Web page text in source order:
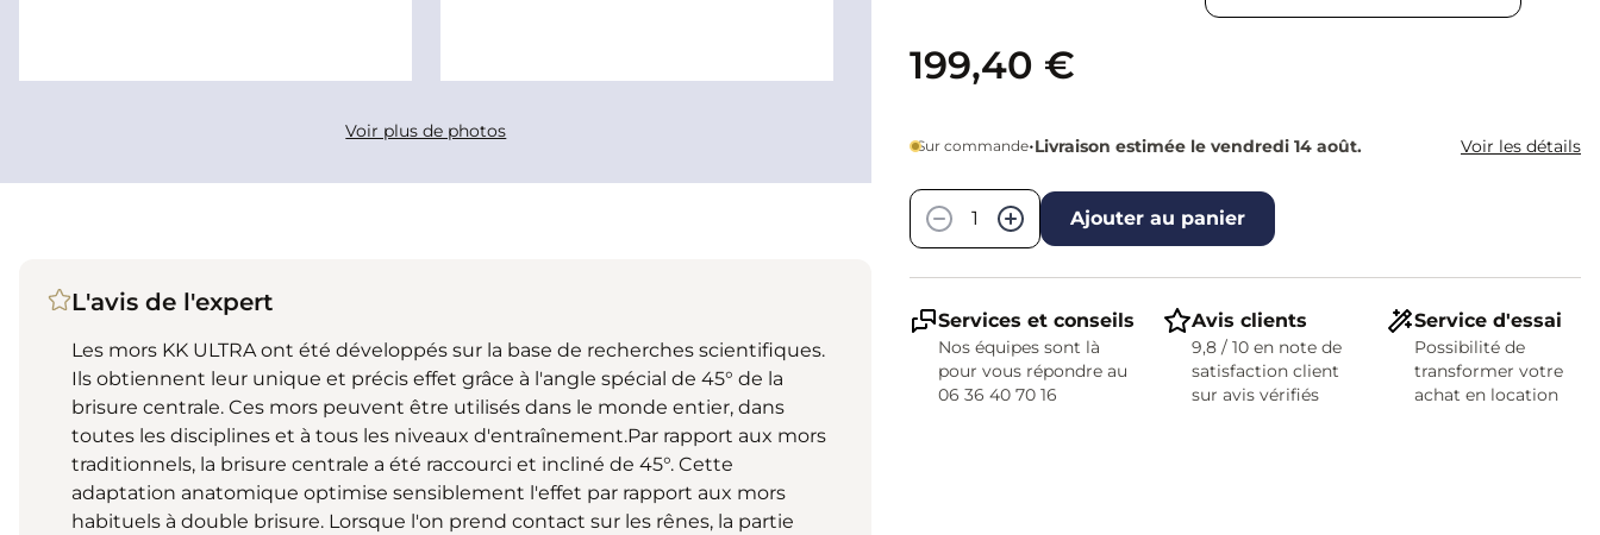
Voir plus de photos
199,40 €
Sur commande•Livraison estimée le vendredi 14 août. Voir les détails
−
+ Ajouter au panier
Services et conseils
Nos équipes sont là
pour vous répondre au
06 36 40 70 16
Avis clients
9,8 / 10 en note de
satisfaction client
sur avis vérifiés
Service d'essai
Possibilité de
transformer votre
achat en location
L'avis de l'expert
Les mors KK ULTRA ont été développés sur la base de recherches scientifiques.
Ils obtiennent leur unique et précis effet grâce à l'angle spécial de 45° de la
brisure centrale. Ces mors peuvent être utilisés dans le monde entier, dans
toutes les disciplines et à tous les niveaux d'entraînement.Par rapport aux mors
traditionnels, la brisure centrale a été raccourci et incliné de 45°. Cette
adaptation anatomique optimise sensiblement l'effet par rapport aux mors
habituels à double brisure. Lorsque l'on prend contact sur les rênes, la partie